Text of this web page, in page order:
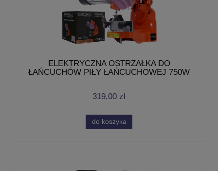
ELEKTRYCZNA OSTRZAŁKA DO
ŁAŃCUCHÓW PIŁY ŁAŃCUCHOWEJ 750W
319,00 zł
do koszyka